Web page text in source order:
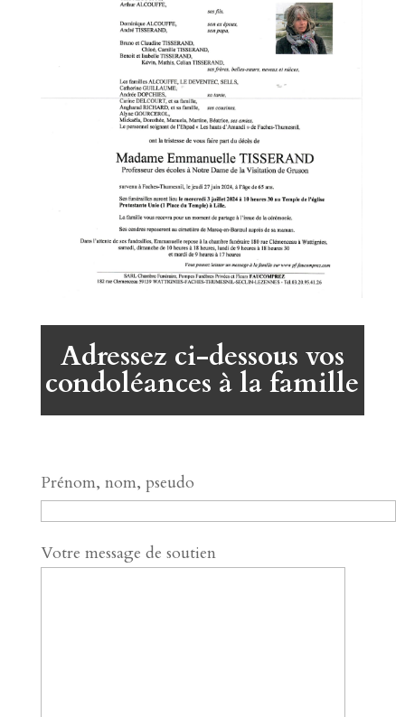
Adressez ci-dessous vos
condoléances à la famille
Prénom, nom, pseudo
Votre message de soutien